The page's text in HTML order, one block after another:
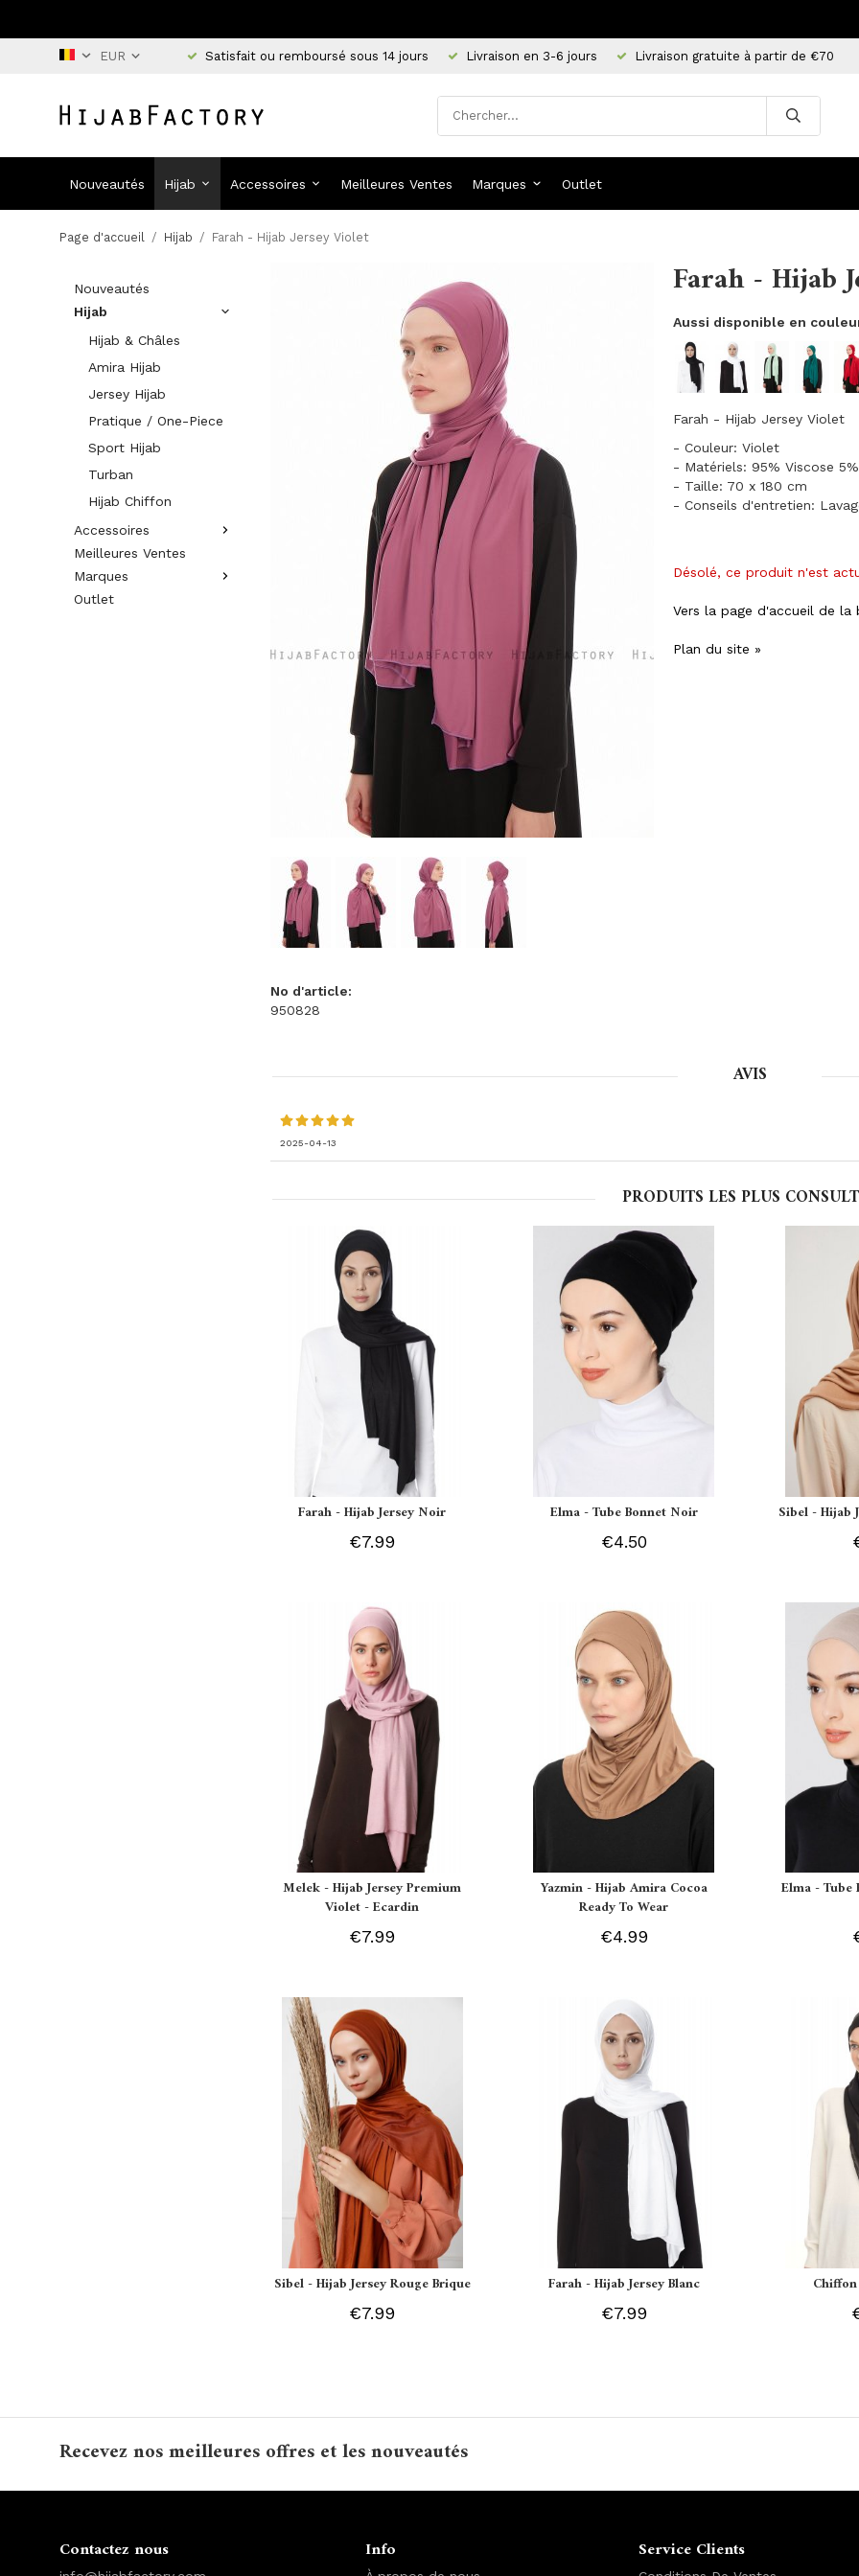
Satisfait ou remboursé sous 14 jours Livraison en 3-6 jours Livraison gratuite à partir de €70
Nouveautés Hijab Accessoires Meilleures Ventes Marques Outlet
Page d'accueil / Hijab / Farah - Hijab Jersey Violet
Nouveautés
Hijab
Hijab & Châles
Amira Hijab
Jersey Hijab
Pratique / One-Piece
Sport Hijab
Turban
Hijab Chiffon
Accessoires
Meilleures Ventes
Marques
Outlet
Farah - Hijab
Aussi disponible en
Farah - Hijab Jersey Violet
- Couleur: Violet
- Matériels: 95% Viscose
- Taille: 70 x 180 cm
- Conseils d'entretien:
Désolé, ce produit n'est
Vers la page d'accueil de la
Plan du site »
No d'article:
950828
AVIS
2025-04-13
PRODUITS LES PLUS
Farah - Hijab Jersey Noir
€7.99
Elma - Tube Bonnet Noir
€4.50
Sibel - Hijab
Melek - Hijab Jersey Premium
Violet - Ecardin
€7.99
Yazmin - Hijab Amira Cocoa
Ready To Wear
€4.99
Elma - Tube
Sibel - Hijab Jersey Rouge Brique
€7.99
Farah - Hijab Jersey Blanc
€7.99
Recevez nos meilleures offres et les nouveautés
Contactez nous Info Service Clients